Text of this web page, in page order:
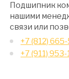
Подшипник
нашими
связи или
+7 (812)
+7 (911)